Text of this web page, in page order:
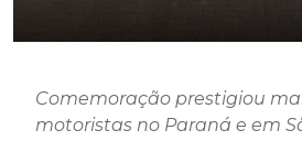
Comemoração prestigiou
motoristas no Paraná e em